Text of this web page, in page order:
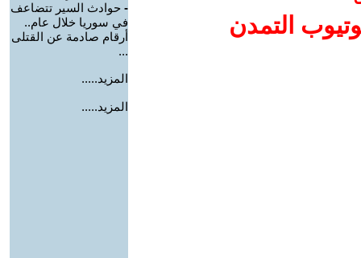
التمدن
- حوادث السير تتضاعف
في سوريا خلال عام..
أرقام صادمة عن القتلى
...
المزيد.....
المزيد.....